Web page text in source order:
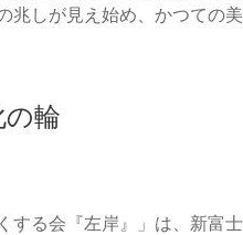
兆しが見え始め、かつての
輪
する会『左岸』」は、新